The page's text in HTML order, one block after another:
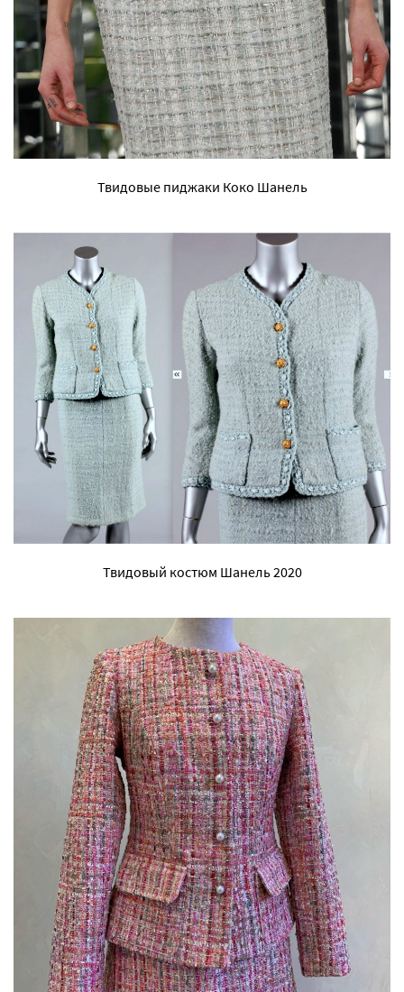
Твидовые пиджаки Коко Шанель
Твидовый костюм Шанель 2020